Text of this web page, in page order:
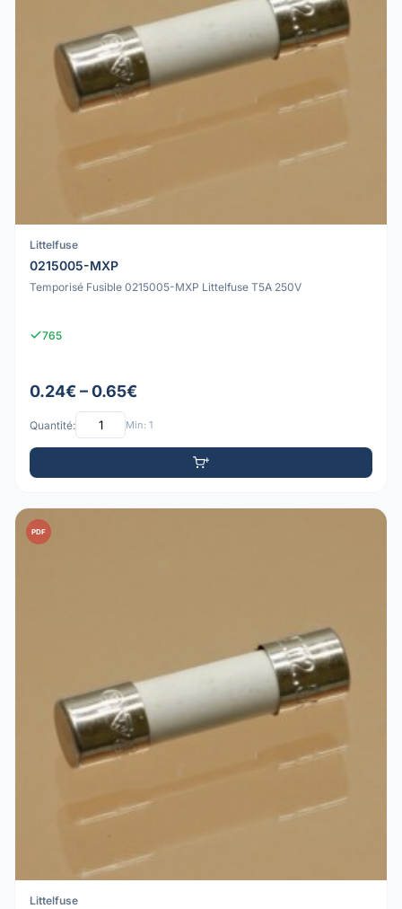
Littelfuse
0215005-MXP
Temporisé Fusible 0215005-MXP Littelfuse T5A 250V
765
0.24€ – 0.65€
Quantité: Min: 1
PDF
Littelfuse